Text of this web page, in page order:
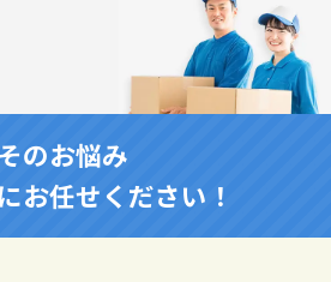
そのお悩み
にお任せください！